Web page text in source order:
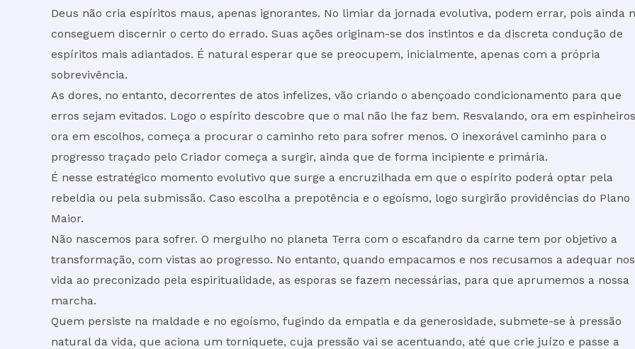
Deus não cria espíritos maus, apenas ignorantes. No limiar da jornada evolutiva, podem errar, pois ainda
conseguem discernir o certo do errado. Suas ações originam-se dos instintos e da discreta condução de
espíritos mais adiantados. É natural esperar que se preocupem, inicialmente, apenas com a própria
sobrevivência.
As dores, no entanto, decorrentes de atos infelizes, vão criando o abençoado condicionamento para que
erros sejam evitados. Logo o espírito descobre que o mal não lhe faz bem. Resvalando, ora em
ora em escolhos, começa a procurar o caminho reto para sofrer menos. O inexorável caminho para o
progresso traçado pelo Criador começa a surgir, ainda que de forma incipiente e primária.
É nesse estratégico momento evolutivo que surge a encruzilhada em que o espírito poderá optar pela
rebeldia ou pela submissão. Caso escolha a prepotência e o egoísmo, logo surgirão providências do Plano
Maior.
Não nascemos para sofrer. O mergulho no planeta Terra com o escafandro da carne tem por objetivo a
transformação, com vistas ao progresso. No entanto, quando empacamos e nos recusamos a adequar
vida ao preconizado pela espiritualidade, as esporas se fazem necessárias, para que aprumemos a nossa
marcha.
Quem persiste na maldade e no egoísmo, fugindo da empatia e da generosidade, submete-se à pressão
natural da vida, que aciona um torniquete, cuja pressão vai se acentuando, até que crie juízo e passe a